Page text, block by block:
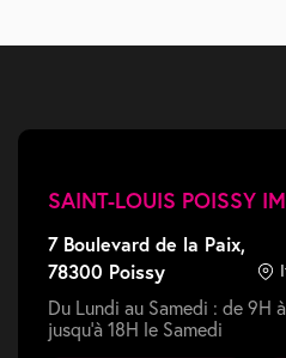
SAINT-LOUIS POISSY
7 Boulevard de la Paix,
78300 Poissy
Du Lundi au Samedi : de 9H
jusqu'à 18H le Samedi